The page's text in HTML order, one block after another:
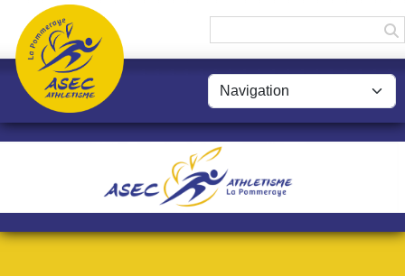
Panneau de gestion des cookies